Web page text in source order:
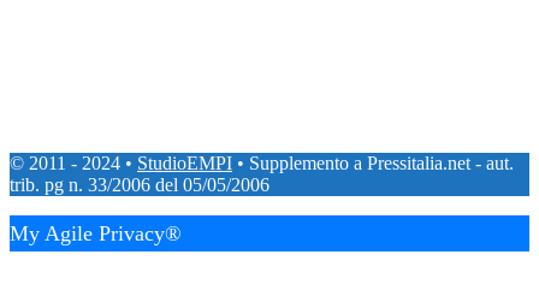
© 2011 - 2024 • StudioEMPI • Supplemento a Pressitalia.net - aut.
trib. pg n. 33/2006 del 05/05/2006
My Agile Privacy®